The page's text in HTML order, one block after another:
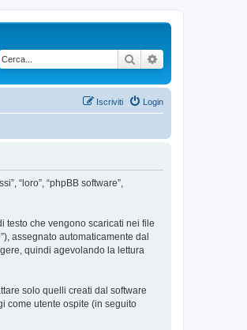
Cerca
Login
Iscriviti
“loro”, “phpBB software”,
testo che vengono scaricati nei file
assegnato automaticamente dal
quindi agevolando la lettura
solo quelli creati dal software
come utente ospite (in seguito